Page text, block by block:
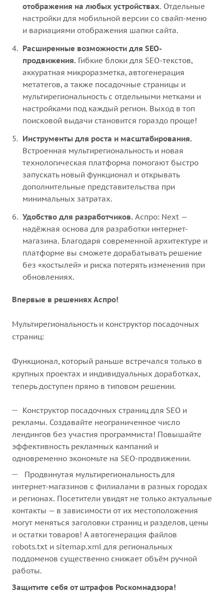
отображения на любых устройствах. Отдельные
настройки для мобильной версии со свайп-меню
и вариациями отображения шапки сайта.
Расширенные возможности для SEO-
продвижения. Гибкие блоки для SEO-текстов,
аккуратная микроразметка, автогенерация
метатегов, а также посадочные страницы и
мультирегиональность с отдельными метками и
настройками под каждый регион. Выход в топ
поисковой выдачи становится гораздо проще!
Инструменты для роста и масштабирования.
Встроенная мультирегиональность и новая
технологическая платформа помогают быстро
запускать новый функционал и открывать
дополнительные представительства при
минимальных затратах.
Удобство для разработчиков. Аспро: Next —
надёжная основа для разработки интернет-
магазина. Благодаря современной архитектуре и
платформе вы сможете дорабатывать решение
без «костылей» и риска потерять изменения при
обновлениях.
Впервые в решениях Аспро!
Мультирегиональность и конструктор посадочных
страниц:
Функционал, который раньше встречался только в
крупных проектах и индивидуальных доработках,
теперь доступен прямо в типовом решении.
Конструктор посадочных страниц для SEO и
рекламы. Создавайте неограниченное число
лендингов без участия программиста! Повышайте
эффективность рекламных кампаний и
одновременно экономьте на SEO-продвижении.
Продвинутая мультирегиональность для
интернет-магазинов с филиалами в разных городах
и регионах. Посетители увидят не только актуальные
контакты — в зависимости от их местоположения
могут меняться заголовки страниц и разделов, цены
и остатки товаров! А автогенерация файлов
robots.txt и sitemap.xml для региональных
поддоменов существенно снижает объём ручной
работы.
Защитите себя от штрафов Роскомнадзора!